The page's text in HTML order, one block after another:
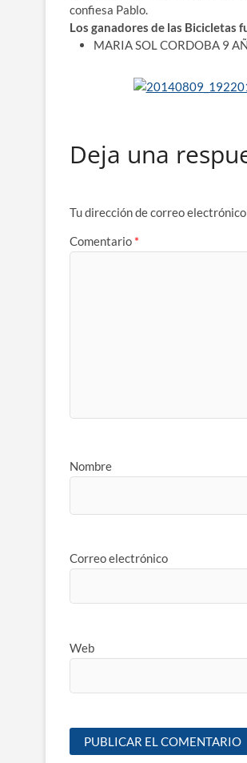
confiesa Pablo.
Los ganadores de las Bicicletas
MARIA SOL CORDOBA 9
Deja una
Tu dirección de correo
Comentario *
Nombre
Correo electrónico
Web